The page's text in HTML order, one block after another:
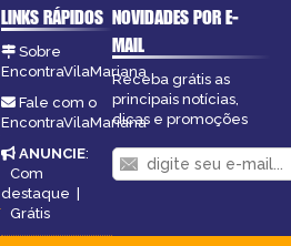
LINKS RÁPIDOS
Sobre
EncontraVilaMariana
Fale com o
EncontraVilaMariana
ANUNCIE:
Com
destaque |
Grátis
NOVIDADES POR E-
MAIL
Receba grátis as
principais notícias,
dicas e promoções